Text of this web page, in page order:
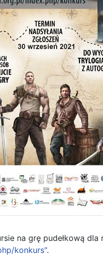
na grę pudełkową dla
konkurs".